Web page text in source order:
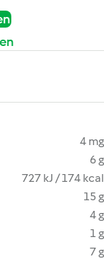
4 mg
6 g
727 kJ / 174 kcal
15 g
4 g
1 g
7 g